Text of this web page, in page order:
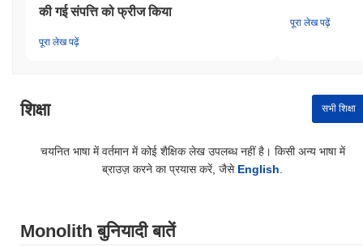
की गई संपत्ति को फ्रीज किया
पूरा लेख पढ़ें
पूरा लेख पढ़ें
शिक्षा सभी शिक्षा
चयनित भाषा में वर्तमान में कोई शैक्षिक लेख उपलब्ध नहीं है। किसी अन्य भाषा में
ब्राउज़ करने का प्रयास करें, जैसे English
Monolith बुनियादी बातें